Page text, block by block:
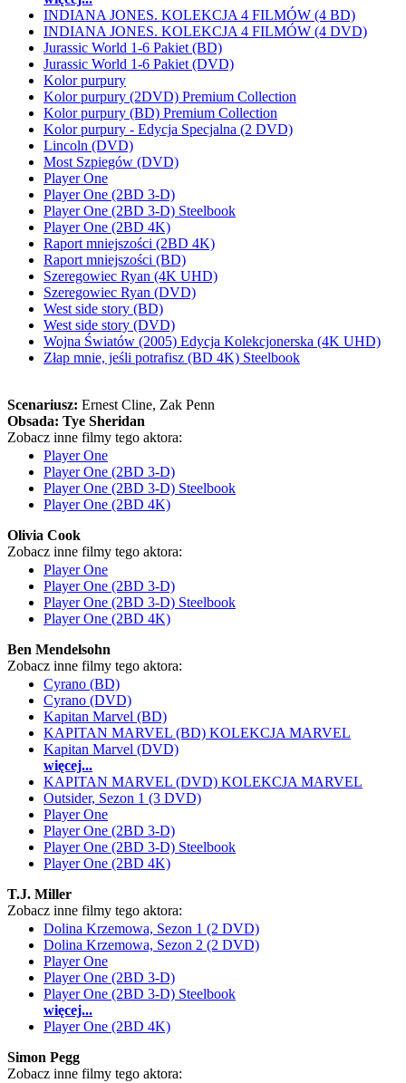
INDIANA JONES. KOLEKCJA 4 FILMÓW (4 BD)
INDIANA JONES. KOLEKCJA 4 FILMÓW (4 DVD)
Jurassic World 1-6 Pakiet (BD)
Jurassic World 1-6 Pakiet (DVD)
Kolor purpury
Kolor purpury (2DVD) Premium Collection
Kolor purpury (BD) Premium Collection
Kolor purpury - Edycja Specjalna (2 DVD)
Lincoln (DVD)
Most Szpiegów (DVD)
Player One
Player One (2BD 3-D)
Player One (2BD 3-D) Steelbook
Player One (2BD 4K)
Raport mniejszości (2BD 4K)
Raport mniejszości (BD)
Szeregowiec Ryan (4K UHD)
Szeregowiec Ryan (DVD)
West side story (BD)
West side story (DVD)
Wojna Światów (2005) Edycja Kolekcjonerska (4K UHD)
Złap mnie, jeśli potrafisz (BD 4K) Steelbook
Scenariusz: Ernest Cline, Zak Penn
Obsada: Tye Sheridan
Zobacz inne filmy tego aktora:
Player One
Player One (2BD 3-D)
Player One (2BD 3-D) Steelbook
Player One (2BD 4K)
Olivia Cook
Zobacz inne filmy tego aktora:
Player One
Player One (2BD 3-D)
Player One (2BD 3-D) Steelbook
Player One (2BD 4K)
Ben Mendelsohn
Zobacz inne filmy tego aktora:
Cyrano (BD)
Cyrano (DVD)
Kapitan Marvel (BD)
KAPITAN MARVEL (BD) KOLEKCJA MARVEL
Kapitan Marvel (DVD)
więcej...
KAPITAN MARVEL (DVD) KOLEKCJA MARVEL
Outsider, Sezon 1 (3 DVD)
Player One
Player One (2BD 3-D)
Player One (2BD 3-D) Steelbook
Player One (2BD 4K)
T.J. Miller
Zobacz inne filmy tego aktora:
Dolina Krzemowa, Sezon 1 (2 DVD)
Dolina Krzemowa, Sezon 2 (2 DVD)
Player One
Player One (2BD 3-D)
Player One (2BD 3-D) Steelbook
więcej...
Player One (2BD 4K)
Simon Pegg
Zobacz inne filmy tego aktora: